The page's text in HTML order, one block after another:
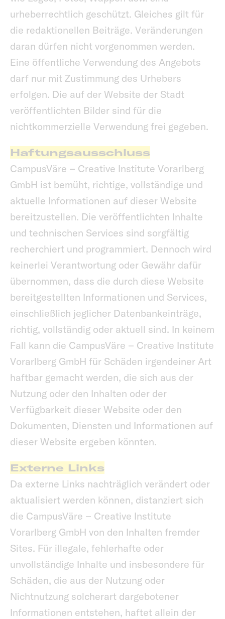
urheberrechtlich geschützt. Gleiches gilt für
die redaktionellen Beiträge. Veränderungen
daran dürfen nicht vorgenommen werden.
Eine öffentliche Verwendung des Angebots
darf nur mit Zustimmung des Urhebers
erfolgen. Die auf der Website der Stadt
veröffentlichten Bilder sind für die
nichtkommerzielle Verwendung frei gegeben.
Haftungsausschluss
CampusVäre – Creative Institute Vorarlberg
GmbH ist bemüht, richtige, vollständige und
aktuelle Informationen auf dieser Website
bereitzustellen. Die veröffentlichten Inhalte
und technischen Services sind sorgfältig
recherchiert und programmiert. Dennoch wird
keinerlei Verantwortung oder Gewähr dafür
übernommen, dass die durch diese Website
bereitgestellten Informationen und Services,
einschließlich jeglicher Datenbankeinträge,
richtig, vollständig oder aktuell sind. In keinem
Fall kann die CampusVäre – Creative Institute
Vorarlberg GmbH für Schäden irgendeiner Art
haftbar gemacht werden, die sich aus der
Nutzung oder den Inhalten oder der
Verfügbarkeit dieser Website oder den
Dokumenten, Diensten und Informationen auf
dieser Website ergeben könnten.
Externe Links
Da externe Links nachträglich verändert oder
aktualisiert werden können, distanziert sich
die CampusVäre – Creative Institute
Vorarlberg GmbH von den Inhalten fremder
Sites. Für illegale, fehlerhafte oder
unvollständige Inhalte und insbesondere für
Schäden, die aus der Nutzung oder
Nichtnutzung solcherart dargebotener
Informationen entstehen, haftet allein der